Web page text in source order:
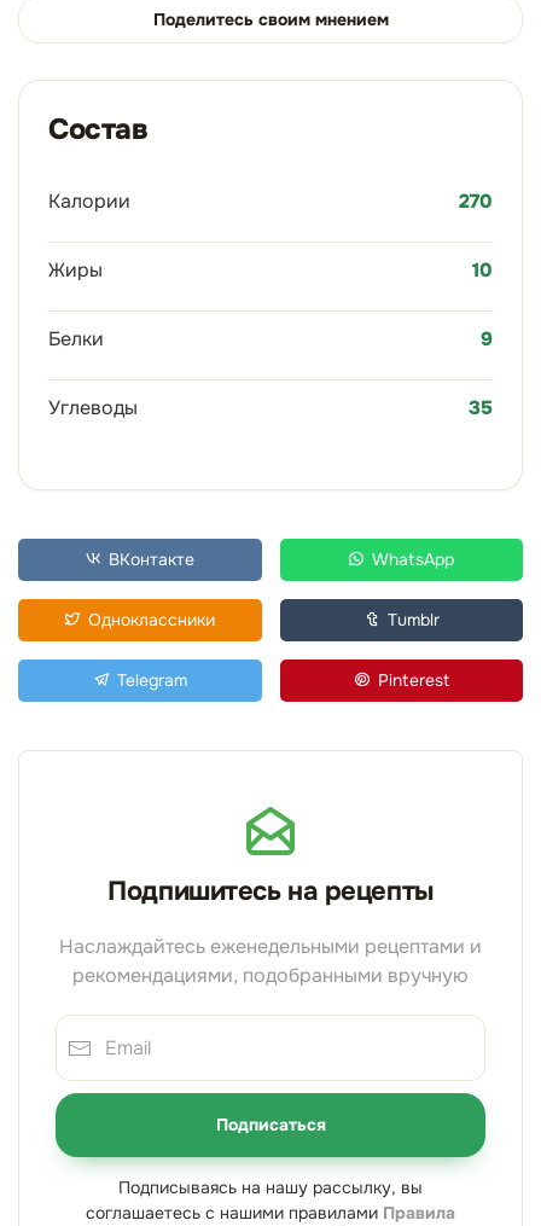
Поделитесь своим мнением
Состав
Калории 270
Жиры 10
Белки 9
Углеводы 35
ВКонтакте WhatsApp
Одноклассники Tumblr
Telegram Pinterest
Подпишитесь на рецепты
Наслаждайтесь еженедельными рецептами и
рекомендациями, подобранными вручную
Подписаться
Подписываясь на нашу рассылку, вы
соглашаетесь с нашими правилами Правила